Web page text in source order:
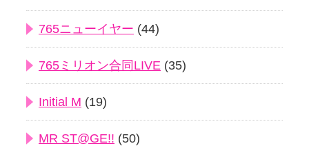
765ニューイヤー (44)
765ミリオン合同LIVE (35)
Initial M (19)
MR ST@GE!! (50)